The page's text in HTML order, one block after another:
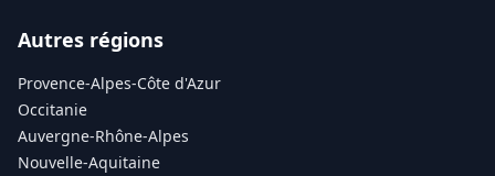
Autres régions
Provence-Alpes-Côte d'Azur
Occitanie
Auvergne-Rhône-Alpes
Nouvelle-Aquitaine